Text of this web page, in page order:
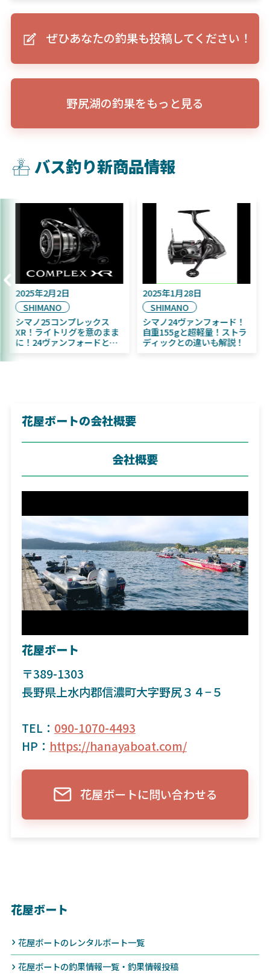
ぜひあなたの釣果も投稿してください！
野尻湖の釣果をもっと見る
バス釣り新商品情報
2025年2月2日
SHIMANO
シマノ25コンプレックス
XR！ライトリグを意のまま
に！24ヴァンフォードとの
2025年1月28日
SHIMANO
シマノ24ヴァンフォード！
自重155gと超軽量！ストラ
ディックとの違いも解説！
花屋ボートの会社概要
会社概要
花屋ボート
〒389-1303
長野県上水内郡信濃町大字野尻３４−５
TEL： 090-1070-4493
HP： https://hanayaboat.com/
花屋ボートに問い合わせる
花屋ボート
花屋ボートのレンタルボート一覧
花屋ボートの釣果情報一覧・釣果情報投稿